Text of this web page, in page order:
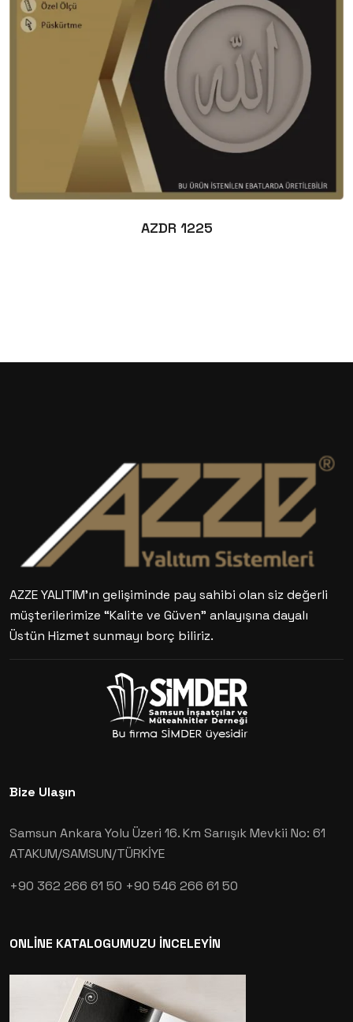
AZDR 1225
AZZE YALITIM’ın gelişiminde pay sahibi olan siz değerli
müşterilerimize “Kalite ve Güven” anlayışına dayalı
Üstün Hizmet sunmayı borç biliriz.
Bize Ulaşın
Samsun Ankara Yolu Üzeri 16. Km Sarıışık Mevkii No: 61
ATAKUM/SAMSUN/TÜRKİYE
+90 362 266 61 50 +90 546 266 61 50
ONLİNE KATALOGUMUZU İNCELEYİN